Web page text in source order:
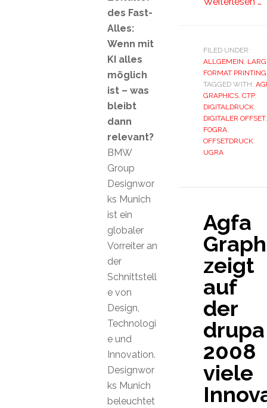
FILED UNDER:
ALLGEMEIN,
FORMAT PRINTING
TAGGED WITH:
GRAPHICS, CTP,
DIGITALDRUCK,
DIGITALER OFFSET,
FOGRA,
OFFSETDRUCK,
UGRA
Agfa
zeigt
auf
der
drupa
2008
viele
des Fast-
Alles:
Wenn mit
KI alles
möglich
ist – was
bleibt
dann
relevant?
BMW
Group
Designwor
ks Munich
ist ein
globaler
Vorreiter an
der
Schnittstell
e von
Design,
Technologi
e und
Innovation.
Designwor
ks Munich
beleuchtet